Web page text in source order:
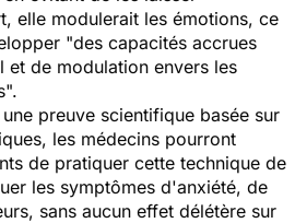
elle modulerait les émotions, ce
"des capacités accrues
de modulation envers les
preuve scientifique basée sur
les médecins pourront
de pratiquer cette technique de
les symptômes d'anxiété, de
sans aucun effet délétère sur